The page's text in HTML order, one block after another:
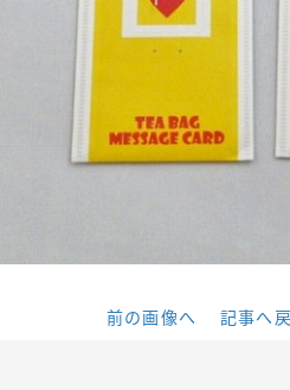
前の画像へ 記事へ